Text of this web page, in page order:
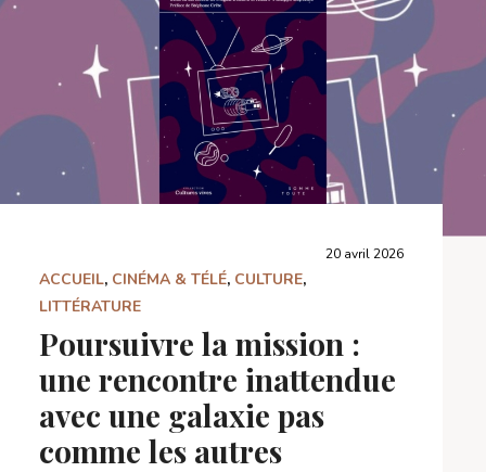
20 avril 2026
ACCUEIL, CINÉMA & TÉLÉ, CULTURE,
LITTÉRATURE
Poursuivre la mission :
une rencontre inattendue
avec une galaxie pas
comme les autres